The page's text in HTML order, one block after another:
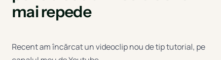
mai repede
Recent am încărcat un videoclip nou de tip tutorial, pe